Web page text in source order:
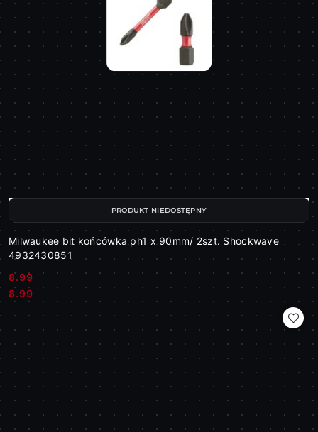
Milwaukee bit końcówka ph1 x 90mm/ 2szt. Shockwave
4932430851
Cena:
8.99
Cena:
8.99
PRODUKT NIEDOSTĘPNY